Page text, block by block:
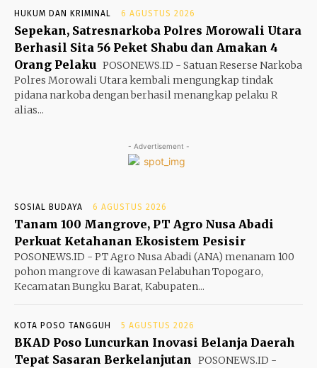
HUKUM DAN KRIMINAL 6 AGUSTUS 2026
Sepekan, Satresnarkoba Polres Morowali Utara
Berhasil Sita 56 Peket Shabu dan Amakan 4
Orang Pelaku POSONEWS.ID - Satuan Reserse Narkoba
Polres Morowali Utara kembali mengungkap tindak
pidana narkoba dengan berhasil menangkap pelaku R
alias...
- Advertisement -
SOSIAL BUDAYA 6 AGUSTUS 2026
Tanam 100 Mangrove, PT Agro Nusa Abadi
Perkuat Ketahanan Ekosistem Pesisir
POSONEWS.ID - PT Agro Nusa Abadi (ANA) menanam 100
pohon mangrove di kawasan Pelabuhan Topogaro,
Kecamatan Bungku Barat, Kabupaten...
KOTA POSO TANGGUH 5 AGUSTUS 2026
BKAD Poso Luncurkan Inovasi Belanja Daerah
Tepat Sasaran Berkelanjutan POSONEWS.ID -